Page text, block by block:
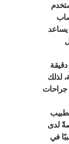
يساعد
لذلك
جراحات
لدى
في